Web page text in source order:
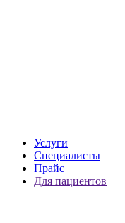
Услуги
Специалисты
Прайс
Для пациентов